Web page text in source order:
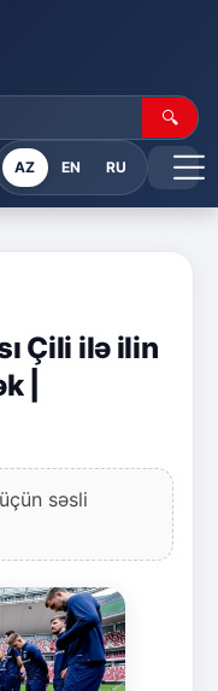
🔍
AZ EN RU
Çili ilə ilin
|
səsli